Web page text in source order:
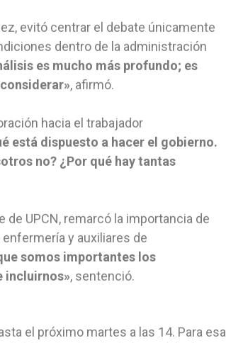
evitó centrar el debate únicamente
dentro de la administración
es mucho más profundo; es
, afirmó.
hacia el trabajador
está dispuesto a hacer el gobierno.
no? ¿Por qué hay tantas
UPCN, remarcó la importancia de
y auxiliares de
somos importantes los
incluirnos», sentenció.
el próximo martes a las 14. Para esa